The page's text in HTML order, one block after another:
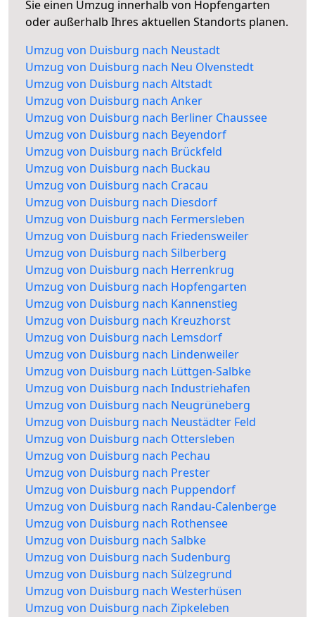
Sie einen Umzug innerhalb von Hopfengarten
oder außerhalb Ihres aktuellen Standorts planen.
Umzug von Duisburg nach Neustadt
Umzug von Duisburg nach Neu Olvenstedt
Umzug von Duisburg nach Altstadt
Umzug von Duisburg nach Anker
Umzug von Duisburg nach Berliner Chaussee
Umzug von Duisburg nach Beyendorf
Umzug von Duisburg nach Brückfeld
Umzug von Duisburg nach Buckau
Umzug von Duisburg nach Cracau
Umzug von Duisburg nach Diesdorf
Umzug von Duisburg nach Fermersleben
Umzug von Duisburg nach Friedensweiler
Umzug von Duisburg nach Silberberg
Umzug von Duisburg nach Herrenkrug
Umzug von Duisburg nach Hopfengarten
Umzug von Duisburg nach Kannenstieg
Umzug von Duisburg nach Kreuzhorst
Umzug von Duisburg nach Lemsdorf
Umzug von Duisburg nach Lindenweiler
Umzug von Duisburg nach Lüttgen-Salbke
Umzug von Duisburg nach Industriehafen
Umzug von Duisburg nach Neugrüneberg
Umzug von Duisburg nach Neustädter Feld
Umzug von Duisburg nach Ottersleben
Umzug von Duisburg nach Pechau
Umzug von Duisburg nach Prester
Umzug von Duisburg nach Puppendorf
Umzug von Duisburg nach Randau-Calenberge
Umzug von Duisburg nach Rothensee
Umzug von Duisburg nach Salbke
Umzug von Duisburg nach Sudenburg
Umzug von Duisburg nach Sülzegrund
Umzug von Duisburg nach Westerhüsen
Umzug von Duisburg nach Zipkeleben